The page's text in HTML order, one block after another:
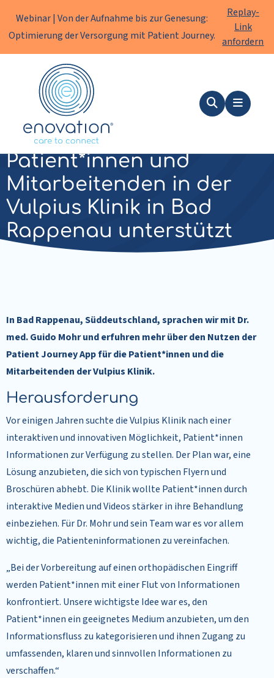
Webinar | Von der Aufnahme bis zur Genesung:
Optimierung der Versorgung mit Patient Journey.
Replay-
Link
anfordern
Enovation
SucheMenu
Wie Patient Journey
Patient*innen und
Mitarbeitenden in der
Vulpius Klinik in Bad
Rappenau unterstützt
In Bad Rappenau, Süddeutschland, sprachen wir mit Dr.
med. Guido Mohr und erfuhren mehr über den Nutzen der
Patient Journey App für die Patient*innen und die
Mitarbeitenden der Vulpius Klinik.
Herausforderung
Vor einigen Jahren suchte die Vulpius Klinik nach einer
interaktiven und innovativen Möglichkeit, Patient*innen
Informationen zur Verfügung zu stellen. Der Plan war, eine
Lösung anzubieten, die sich von typischen Flyern und
Broschüren abhebt. Die Klinik wollte Patient*innen durch
interaktive Medien und Videos stärker in ihre Behandlung
einbeziehen. Für Dr. Mohr und sein Team war es vor allem
wichtig, die Patienteninformationen zu vereinfachen.
„Bei der Vorbereitung auf einen orthopädischen Eingriff
werden Patient*innen mit einer Flut von Informationen
konfrontiert. Unsere wichtigste Idee war es, den
Patient*innen ein geeignetes Medium anzubieten, um den
Informationsfluss zu kategorisieren und ihnen Zugang zu
umfassenden, klaren und sinnvollen Informationen zu
verschaffen.“